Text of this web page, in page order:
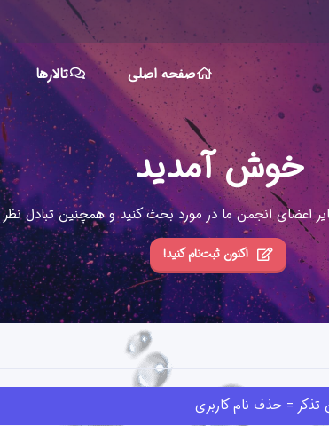
صفحه اصلی تالارها
خوش آمدید
اعضای انجمن ما در مورد بحث کنید و همچنین تبادل نظر
اکنون ثبت‌نام کنید!
= حذف نام کاربری